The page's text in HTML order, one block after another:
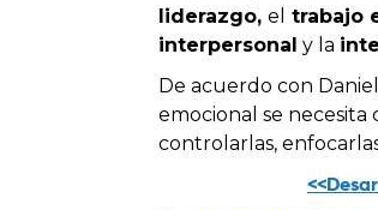
liderazgo, el trabajo
interpersonal y la
De acuerdo con
emocional se necesita
controlarlas,